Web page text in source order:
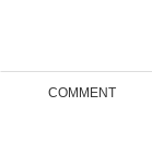
COMMENT